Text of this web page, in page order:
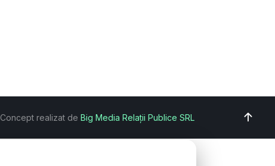
Concept realizat de Big Media Relații Publice SRL